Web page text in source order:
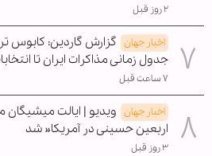
۲ روز قبل
اخبار جهان گزارش گاردین: کابوس
جدول زمانی مذاکرات ایران تا
۷ ساعت قبل
اخبار جهان ویدیو | ایالت میشیگان
اربعین حسینی در آمریکا« شد
۳ روز قبل